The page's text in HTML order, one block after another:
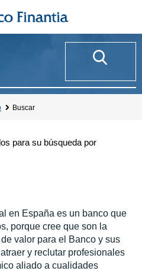
Buscar
para su búsqueda por
en España es un banco que
porque cree que son la
valor para el Banco y sus
y reclutar profesionales
aliado a cualidades